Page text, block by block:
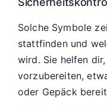
Solche Symbole
stattfinden und
wird. Sie helfen
vorzubereiten,
oder Gepäck